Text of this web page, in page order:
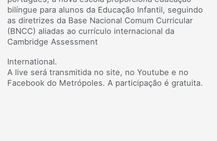
bilíngue para alunos da Educação Infantil, seguindo
as diretrizes da Base Nacional Comum Curricular
(BNCC) aliadas ao currículo internacional da
Cambridge Assessment
International.
A live será transmitida no site, no Youtube e no
Facebook do Metrópoles. A participação é gratuita.